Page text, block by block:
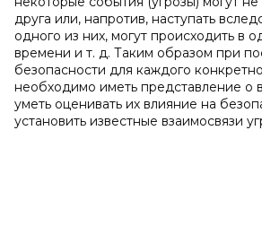
друга или, напротив, наступать
одного из них, могут происходить в
времени и т. д. Таким образом при
безопасности для каждого
необходимо иметь представление о
уметь оценивать их влияние на
установить известные взаимосвязи